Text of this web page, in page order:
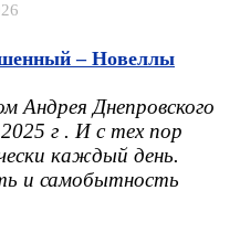
– Новеллы
Андрея Днепровского
г . И с тех пор
каждый день.
и самобытность